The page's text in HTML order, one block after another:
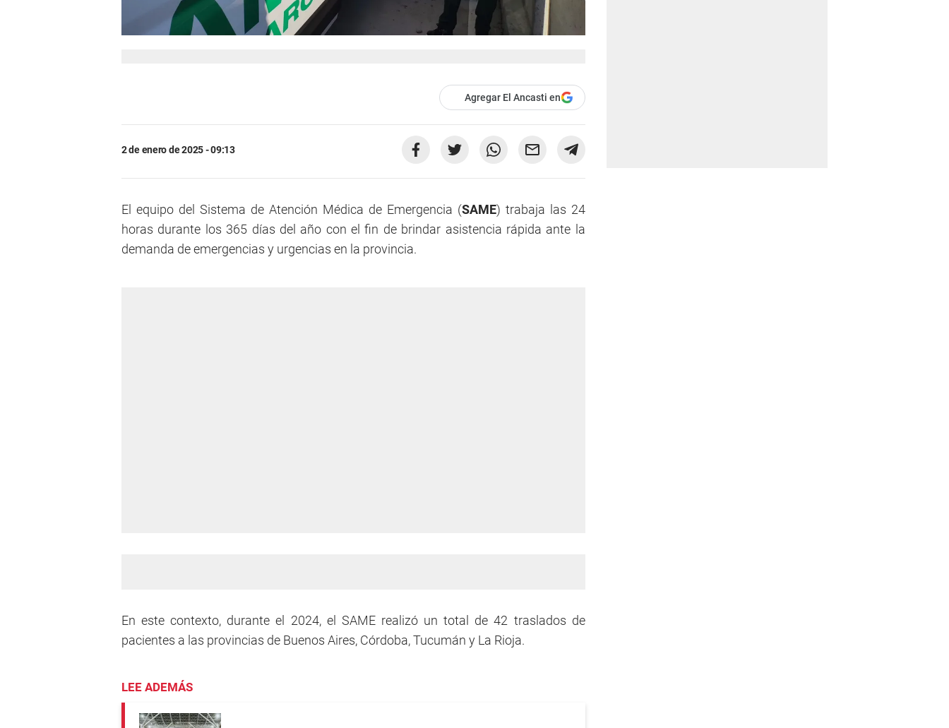
Agregar El Ancasti en
2 de enero de 2025 - 09:13
El equipo del Sistema de Atención Médica de Emergencia (SAME) trabaja las 24
horas durante los 365 días del año con el fin de brindar asistencia rápida ante la
demanda de emergencias y urgencias en la provincia.
En este contexto, durante el 2024, el SAME realizó un total de 42 traslados de
pacientes a las provincias de Buenos Aires, Córdoba, Tucumán y La Rioja.
LEE ADEMÁS